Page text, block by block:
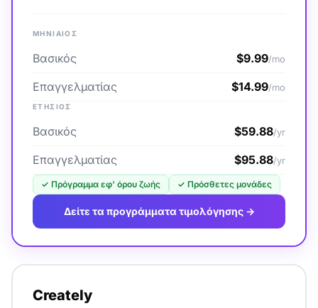
ΜΗΝΙΑΊΟΣ
Βασικός $9.99/mo
Επαγγελματίας $14.99/mo
ΕΤΉΣΙΟΣ
Βασικός $59.88/yr
Επαγγελματίας $95.88/yr
✓ Πρόγραμμα εφ' όρου ζωής ✓ Πρόσθετες μονάδες
Δείτε τα προγράμματα τιμολόγησης →
Creately